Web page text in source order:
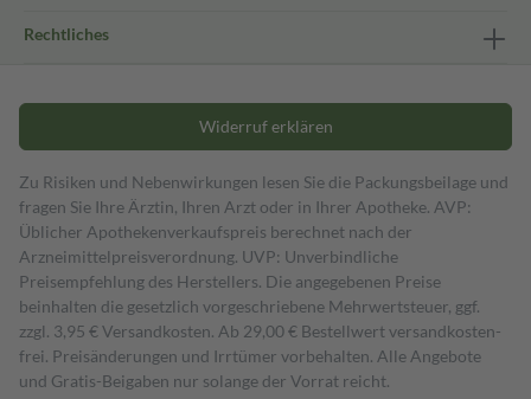
Rechtliches
Widerruf erklären
Zu Risiken und Nebenwirkungen lesen Sie die Packungsbeilage und
fragen Sie Ihre Ärztin, Ihren Arzt oder in Ihrer Apotheke. AVP:
Üblicher Apothekenverkaufspreis berechnet nach der
Arzneimittelpreisverordnung. UVP: Unverbindliche
Preisempfehlung des Herstellers. Die angegebenen Preise
beinhalten die gesetzlich vorgeschriebene Mehrwertsteuer, ggf.
zzgl. 3,95 € Versandkosten. Ab 29,00 € Bestell­wert versand­kosten­
frei. Preisänderungen und Irrtümer vorbehalten. Alle Angebote
und Gratis-Beigaben nur solange der Vorrat reicht.